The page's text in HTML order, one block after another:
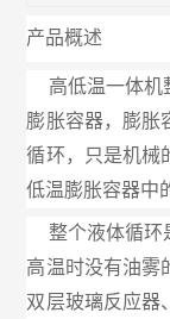
产品概述
高低温一体机
膨胀容器，膨胀
循环，只是机械
低温膨胀容器中
整个液体循环
高温时没有油雾
双层玻璃反应器